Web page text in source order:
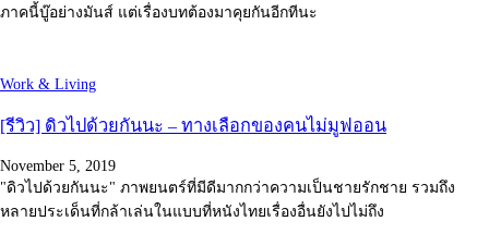
ภาคนี้บู๊อย่างมันส์ แต่เรื่องบทต้องมาคุยกันอีกทีนะ
Work & Living
[รีวิว] ดิวไปด้วยกันนะ – ทางเลือกของคนไม่มูฟออน
November 5, 2019
"ดิวไปด้วยกันนะ" ภาพยนตร์ที่มีดีมากกว่าความเป็นชายรักชาย รวมถึง
หลายประเด็นที่กล้าเล่นในแบบที่หนังไทยเรื่องอื่นยังไปไม่ถึง